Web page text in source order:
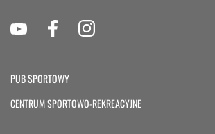
PUB SPORTOWY
CENTRUM SPORTOWO-REKREACYJNE